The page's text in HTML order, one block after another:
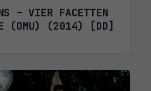
– VIER FACETTEN
(OMU) (2014) [DD]